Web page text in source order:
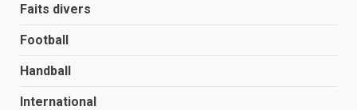
Faits divers
Football
Handball
International